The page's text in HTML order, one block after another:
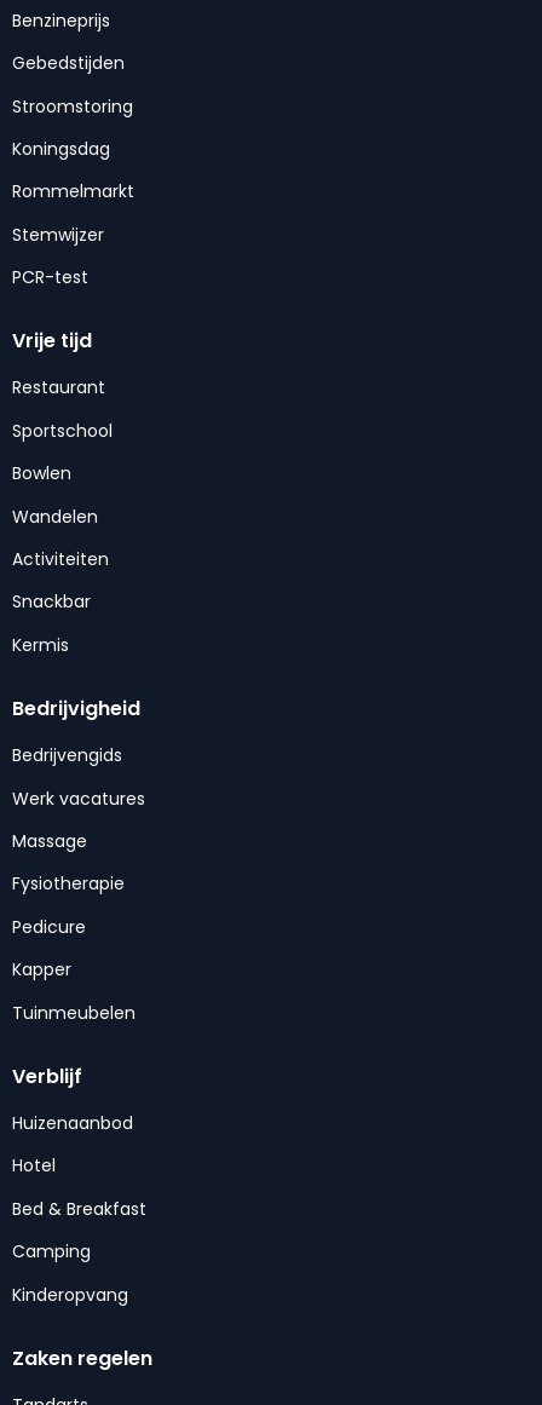
Benzineprijs
Gebedstijden
Stroomstoring
Koningsdag
Rommelmarkt
Stemwijzer
PCR-test
Vrije tijd
Restaurant
Sportschool
Bowlen
Wandelen
Activiteiten
Snackbar
Kermis
Bedrijvigheid
Bedrijvengids
Werk vacatures
Massage
Fysiotherapie
Pedicure
Kapper
Tuinmeubelen
Verblijf
Huizenaanbod
Hotel
Bed & Breakfast
Camping
Kinderopvang
Zaken regelen